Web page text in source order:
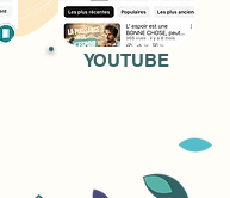
YOUTUBE